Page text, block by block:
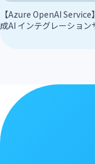
【Azure OpenAI
成AI インテグレーション